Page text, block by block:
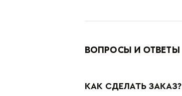
ВОПРОСЫ И ОТВЕТЫ
КАК СДЕЛАТЬ ЗАКАЗ?